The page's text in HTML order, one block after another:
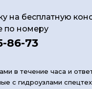
на бесплатную
по номеру
86-73
в течение часа и
с гидроузлами